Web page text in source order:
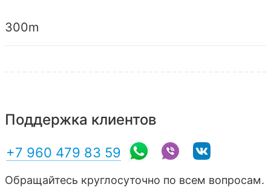
300m
Поддержка клиентов
+7 960 479 83 59
Обращайтесь круглосуточно по всем вопросам.